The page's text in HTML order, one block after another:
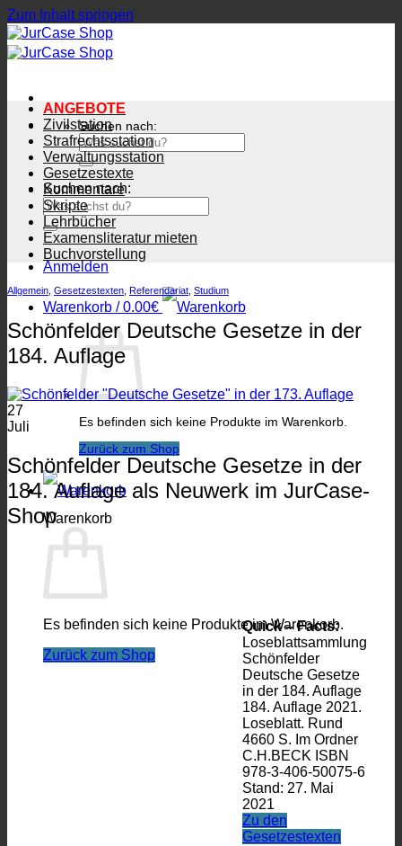
Zum Inhalt springen
Suchen nach:
Suchen nach:
Anmelden
Warenkorb /0.00€
Es befinden sich keine Produkte im Warenkorb.
Zurück zum Shop
Warenkorb
Es befinden sich keine Produkte im Warenkorb.
Zurück zum Shop
ANGEBOTE
Zivilstation
Strafrechtsstation
Verwaltungsstation
Gesetzestexte
Kommentare
Skripte
Lehrbücher
Examensliteratur mieten
Buchvorstellung
Allgemein Gesetzestexten Referendariat Studium
Schönfelder Deutsche Gesetze in der
184. Auflage
27
Juli
Schönfelder Deutsche Gesetze in der
184. Auflage als Neuwerk im JurCase-
Shop
Quick – Facts:
Loseblattsammlung
Schönfelder
Deutsche Gesetze
in der 184. Auflage
184. Auflage 2021.
Loseblatt. Rund
4660 S. Im Ordner
C.H.BECK ISBN
978-3-406-50075-6
Stand: 27. Mai
2021
Zu den
Gesetzestexten